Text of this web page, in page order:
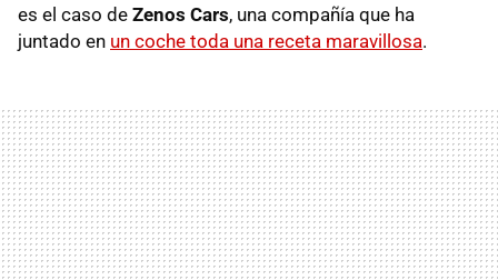
es el caso de Zenos Cars, una compañía que ha
juntado en un coche toda una receta maravillosa.